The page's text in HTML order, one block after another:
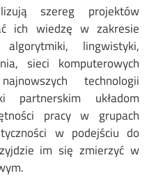
szereg projektów
ich wiedzę w zakresie
lingwistyki,
sieci komputerowych
technologii
partnerskim układom
pracy w grupach
w podejściu do
im się zmierzyć w